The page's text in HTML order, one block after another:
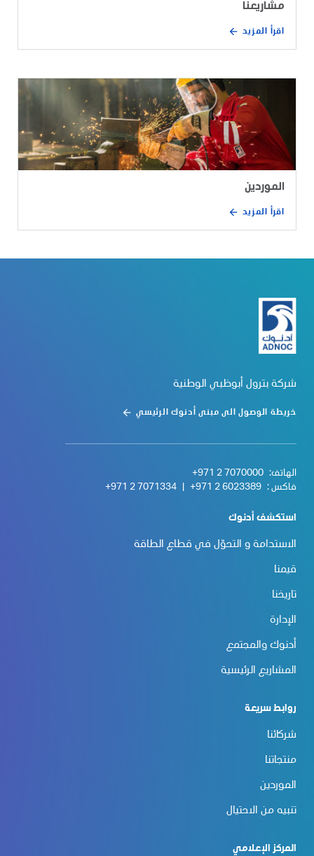
مشاريعنا
اقرأ المزيد
الموردين
اقرأ المزيد
شركة بترول أبوظبي الوطنية
خريطة الوصول الى مبنى أدنوك الرئيسي
الهاتف: +971 2 7070000
فاكس : +971 2 6023389
+971 2 7071334
استكشف أدنوك
الاستدامة و التحوّل في قطاع الطاقة
قيمنا
تاريخنا
الإدارة
أدنوك والمجتمع
المشاريع الرئيسية
روابط سريعة
شركائنا
منتجاتنا
الموردين
تنبيه من الاحتيال
المركز الإعلامي